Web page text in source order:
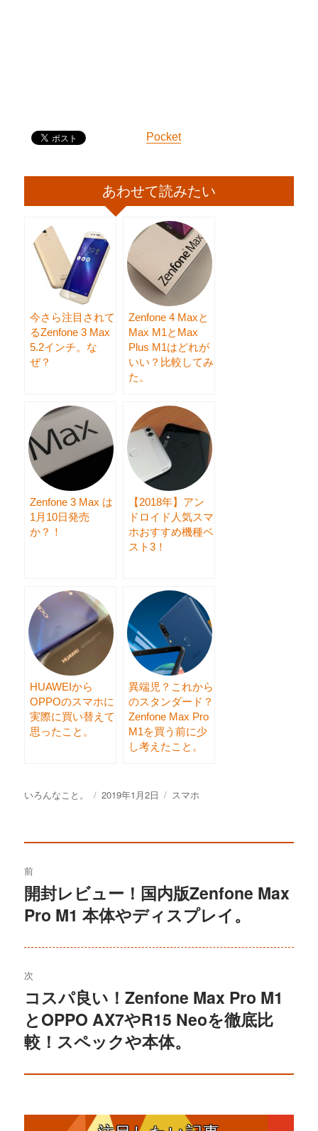
Pocket
あわせて読みたい
今さら注目されて
るZenfone 3 Max
5.2インチ。な
ぜ？
Zenfone 4 Maxと
Max M1とMax
Plus M1はどれが
いい？比較してみ
た。
Zenfone 3 Max は
1月10日発売
か？！
【2018年】アン
ドロイド人気スマ
ホおすすめ機種ベ
スト3！
HUAWEIから
OPPOのスマホに
実際に買い替えて
思ったこと。
異端児？これから
のスタンダード？
Zenfone Max Pro
M1を買う前に少
し考えたこと。
投
いろんなこと。
投
2019年1月2日
カ
リ
スマホ
稿
ナ
ビ
ゲ
ー
シ
ョ
前
過
去
投
稿:
開封レビュー！国内版Zenfone Max
Pro M1 本体やディスプレイ。
次
次
の
投
コスパ良い！Zenfone Max Pro M1
とOPPO AX7やR15 Neoを徹底比
較！スペックや本体。